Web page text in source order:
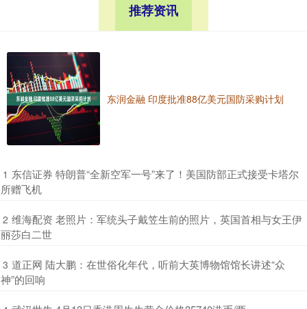
推荐资讯
东润金融 印度批准88亿美元国防采购计划
1 ​东信证券 特朗普“全新空军一号”来了！美国防部正式接受卡塔尔
所赠飞机
2 ​维海配资 老照片：军统头子戴笠生前的照片，英国首相与女王伊
丽莎白二世
3 ​道正网 陆大鹏：在世俗化年代，听前大英博物馆馆长讲述“众
神”的回响